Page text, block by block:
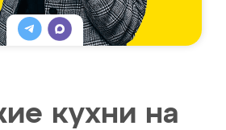
кухни на